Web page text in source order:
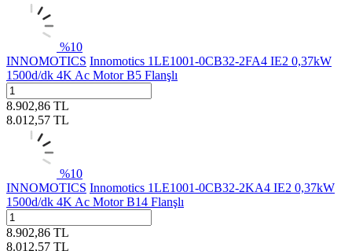
%10
INNOMOTICS Innomotics 1LE1001-0CB32-2FA4 IE2 0,37kW
1500d/dk 4K Ac Motor B5 Flanşlı
8.902,86 TL
8.012,57 TL
%10
INNOMOTICS Innomotics 1LE1001-0CB32-2KA4 IE2 0,37kW
1500d/dk 4K Ac Motor B14 Flanşlı
8.902,86 TL
8.012,57 TL